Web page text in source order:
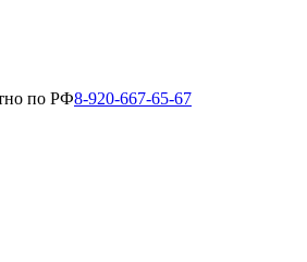
по РФ8-920-667-65-67